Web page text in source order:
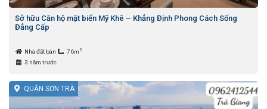
Sở hữu Căn hộ mặt biển Mỹ Khê – Khẳng Định Phong Cách Sống
Đẳng Cấp
Nhà đất bán 76m 2
3 năm trước
QUẬN SƠN TRÀ